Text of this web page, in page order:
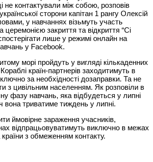
не контактували між собою, розповів
сторони капітан 1 рангу Олексій
у навчаннях візьмуть участь
церемонією закриття та відкриття “Сі
лише у режимі онлайн на
у Facebook.
морі пройдуть у вигляді кількаденних
країн-партнерів заходитимуть в
за необхідності дозаправки. Та не
з цивільним населенням. Як розповіли в
фазу навчань, яка відбудеться у липні
вона триватиме тиждень у липні.
ймовірне зараження учасників,
відпрацьовуватимуть виключно в межах
країни з обмеженням контакту.